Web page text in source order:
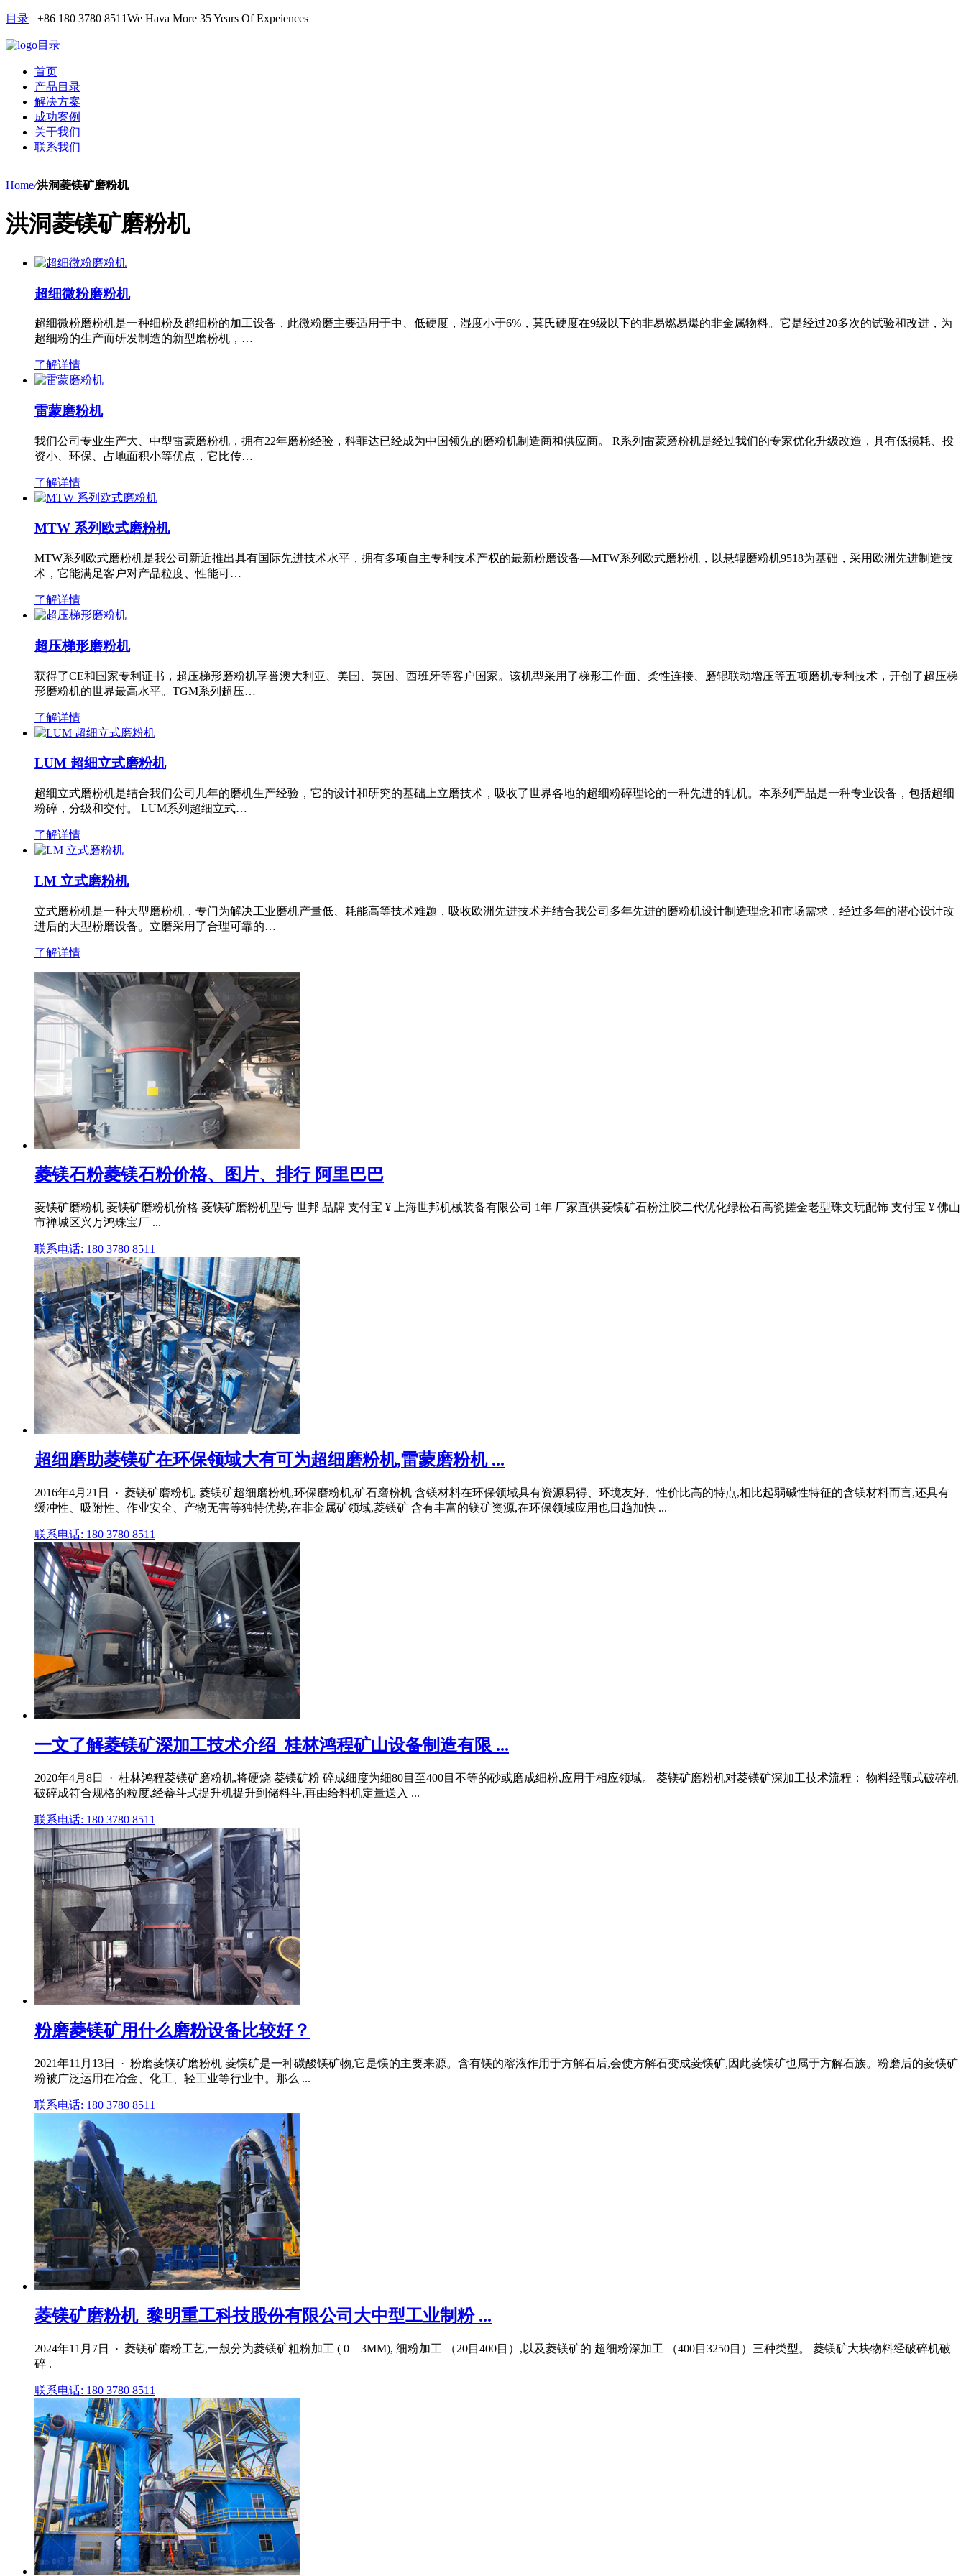
目录 +86 180 3780 8511We Hava More 35 Years Of Expeiences
目录
首页
产品目录
解决方案
成功案例
关于我们
联系我们
Home/洪洞菱镁矿磨粉机
洪洞菱镁矿磨粉机
超细微粉磨粉机
超细微粉磨粉机是一种细粉及超细粉的加工设备，此微粉磨主要适用于中、低硬度，湿度小于6%，莫氏硬度在9级以下的非易燃易爆的非金属物料。它是经过20多次的试验和改进，为
超细粉的生产而研发制造的新型磨粉机，…
了解详情
雷蒙磨粉机
我们公司专业生产大、中型雷蒙磨粉机，拥有22年磨粉经验，科菲达已经成为中国领先的磨粉机制造商和供应商。 R系列雷蒙磨粉机是经过我们的专家优化升级改造，具有低损耗、投
资小、环保、占地面积小等优点，它比传…
了解详情
MTW 系列欧式磨粉机
MTW系列欧式磨粉机是我公司新近推出具有国际先进技术水平，拥有多项自主专利技术产权的最新粉磨设备—MTW系列欧式磨粉机，以悬辊磨粉机9518为基础，采用欧洲先进制造技
术，它能满足客户对产品粒度、性能可…
了解详情
超压梯形磨粉机
获得了CE和国家专利证书，超压梯形磨粉机享誉澳大利亚、美国、英国、西班牙等客户国家。该机型采用了梯形工作面、柔性连接、磨辊联动增压等五项磨机专利技术，开创了超压梯
形磨粉机的世界最高水平。TGM系列超压…
了解详情
LUM 超细立式磨粉机
超细立式磨粉机是结合我们公司几年的磨机生产经验，它的设计和研究的基础上立磨技术，吸收了世界各地的超细粉碎理论的一种先进的轧机。本系列产品是一种专业设备，包括超细
粉碎，分级和交付。 LUM系列超细立式…
了解详情
LM 立式磨粉机
立式磨粉机是一种大型磨粉机，专门为解决工业磨机产量低、耗能高等技术难题，吸收欧洲先进技术并结合我公司多年先进的磨粉机设计制造理念和市场需求，经过多年的潜心设计改
进后的大型粉磨设备。立磨采用了合理可靠的…
了解详情
菱镁石粉菱镁石粉价格、图片、排行 阿里巴巴
菱镁矿磨粉机 菱镁矿磨粉机价格 菱镁矿磨粉机型号 世邦 品牌 支付宝 ¥ 上海世邦机械装备有限公司 1年 厂家直供菱镁矿石粉注胶二代优化绿松石高瓷搓金老型珠文玩配饰 支付宝 ¥ 佛山
市禅城区兴万鸿珠宝厂 ...
联系电话: 180 3780 8511
超细磨助菱镁矿在环保领域大有可为超细磨粉机,雷蒙磨粉机 ...
2016年4月21日 · 菱镁矿磨粉机, 菱镁矿超细磨粉机,环保磨粉机,矿石磨粉机 含镁材料在环保领域具有资源易得、环境友好、性价比高的特点,相比起弱碱性特征的含镁材料而言,还具有
缓冲性、吸附性、作业安全、产物无害等独特优势,在非金属矿领域,菱镁矿 含有丰富的镁矿资源,在环保领域应用也日趋加快 ...
联系电话: 180 3780 8511
一文了解菱镁矿深加工技术介绍_桂林鸿程矿山设备制造有限 ...
2020年4月8日 · 桂林鸿程菱镁矿磨粉机,将硬烧 菱镁矿粉 碎成细度为细80目至400目不等的砂或磨成细粉,应用于相应领域。 菱镁矿磨粉机对菱镁矿深加工技术流程： 物料经颚式破碎机
破碎成符合规格的粒度,经畚斗式提升机提升到储料斗,再由给料机定量送入 ...
联系电话: 180 3780 8511
粉磨菱镁矿用什么磨粉设备比较好？
2021年11月13日 · 粉磨菱镁矿磨粉机 菱镁矿是一种碳酸镁矿物,它是镁的主要来源。含有镁的溶液作用于方解石后,会使方解石变成菱镁矿,因此菱镁矿也属于方解石族。粉磨后的菱镁矿
粉被广泛运用在冶金、化工、轻工业等行业中。那么 ...
联系电话: 180 3780 8511
菱镁矿磨粉机_黎明重工科技股份有限公司大中型工业制粉 ...
2024年11月7日 · 菱镁矿磨粉工艺,一般分为菱镁矿粗粉加工 ( 0—3MM), 细粉加工 （20目400目）,以及菱镁矿的 超细粉深加工 （400目3250目）三种类型。 菱镁矿大块物料经破碎机破
碎 .
联系电话: 180 3780 8511